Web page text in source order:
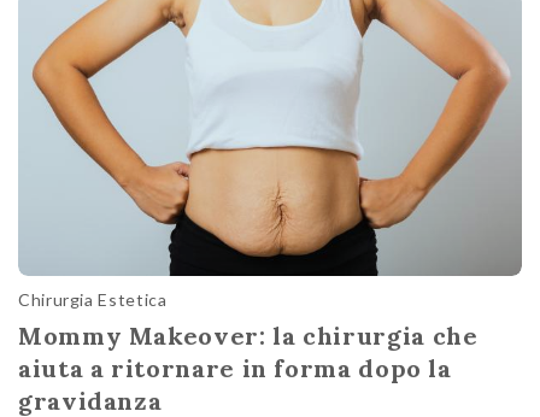
Chirurgia Estetica
Mommy Makeover: la chirurgia che
aiuta a ritornare in forma dopo la
gravidanza